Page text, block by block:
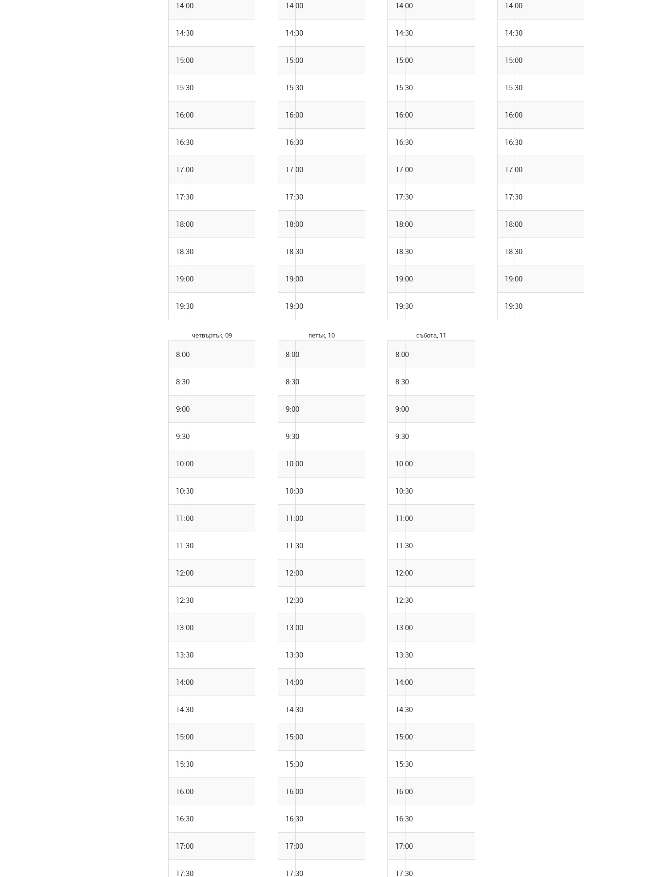
14:00
14:30
15:00
15:30
16:00
16:30
17:00
17:30
18:00
18:30
19:00
19:30
14:00
14:30
15:00
15:30
16:00
16:30
17:00
17:30
18:00
18:30
19:00
19:30
14:00
14:30
15:00
15:30
16:00
16:30
17:00
17:30
18:00
18:30
19:00
19:30
14:00
14:30
15:00
15:30
16:00
16:30
17:00
17:30
18:00
18:30
19:00
19:30
четвъртък, 09
8:00
8:30
9:00
9:30
10:00
10:30
11:00
11:30
12:00
12:30
13:00
13:30
14:00
14:30
15:00
15:30
16:00
16:30
17:00
17:30
петък, 10
8:00
8:30
9:00
9:30
10:00
10:30
11:00
11:30
12:00
12:30
13:00
13:30
14:00
14:30
15:00
15:30
16:00
16:30
17:00
17:30
събота, 11
8:00
8:30
9:00
9:30
10:00
10:30
11:00
11:30
12:00
12:30
13:00
13:30
14:00
14:30
15:00
15:30
16:00
16:30
17:00
17:30